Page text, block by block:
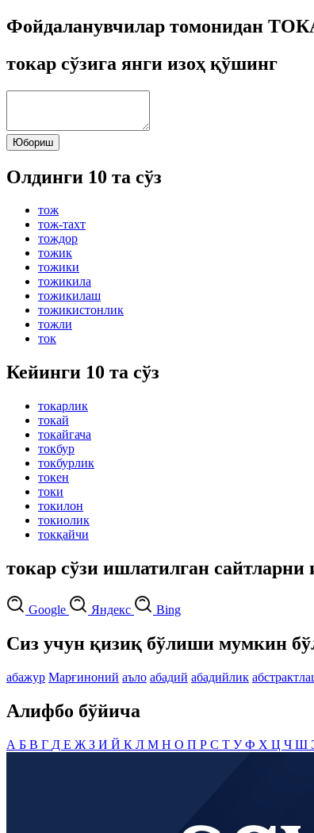
Фойдаланувчилар томонидан
токар сўзига янги изоҳ қўшинг
Юбориш
Олдинги 10 та сўз
тож
тож-тахт
тождор
тожик
тожики
тожикила
тожикилаш
тожикистонлик
тожли
ток
Кейинги 10 та сўз
токарлик
токай
токайгача
токбур
токбурлик
токен
токи
токилон
токиолик
токқайчи
токар сўзи ишлатилган сайтларни
Google Яндекс Bing
Сиз учун қизиқ бўлиши мумкин
абажур Марғиноний аъло абадий абадийлик
Алифбо бўйича
А Б В Г Д Е Ж З И Й К Л М Н О П Р С Т УФ Х Ц Ч Ш